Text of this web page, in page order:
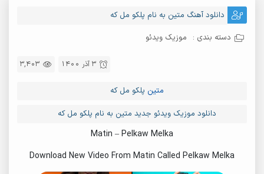
دانلود آهنگ متین به نام پلکو مل که
دسته بندی : موزیک ویدئو
3,403 3 آذر 1400
متین پلکو مل که
دانلود موزیک ویدئو جدید متین به نام پلکو مل که
Matin – Pelkaw Melka
Download New Video From Matin Called Pelkaw Melka